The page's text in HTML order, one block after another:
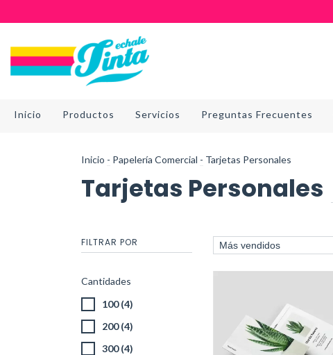
Inicio Productos Servicios Preguntas Frecuentes
Inicio - Papelería Comercial - Tarjetas Personales
Tarjetas Personales
FILTRAR POR
Cantidades
100 (4)
200 (4)
300 (4)